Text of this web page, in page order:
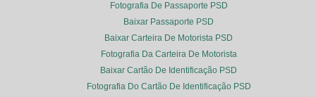
Fotografia De Passaporte PSD
Baixar Passaporte PSD
Baixar Carteira De Motorista PSD
Fotografia Da Carteira De Motorista
Baixar Cartão De Identificação PSD
Fotografia Do Cartão De Identificação PSD